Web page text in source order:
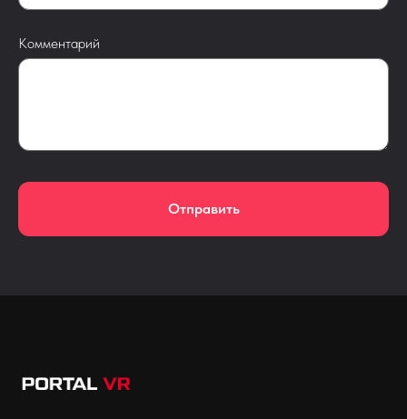
Комментарий
Отправить